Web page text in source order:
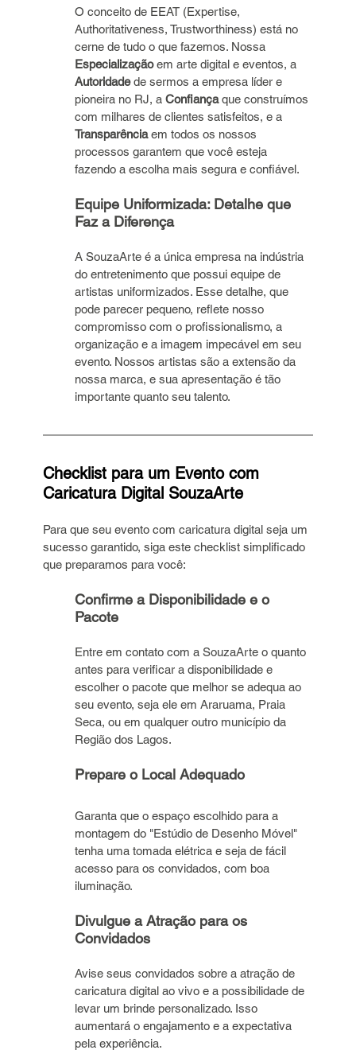
O conceito de EEAT (Expertise,
Authoritativeness, Trustworthiness) está no
cerne de tudo o que fazemos. Nossa
Especialização em arte digital e eventos, a
Autoridade de sermos a empresa líder e
pioneira no RJ, a Confiança que construímos
com milhares de clientes satisfeitos, e a
Transparência em todos os nossos
processos garantem que você esteja
fazendo a escolha mais segura e confiável.
Equipe Uniformizada: Detalhe que
Faz a Diferença
A SouzaArte é a única empresa na indústria
do entretenimento que possui equipe de
artistas uniformizados. Esse detalhe, que
pode parecer pequeno, reflete nosso
compromisso com o profissionalismo, a
organização e a imagem impecável em seu
evento. Nossos artistas são a extensão da
nossa marca, e sua apresentação é tão
importante quanto seu talento.
Checklist para um Evento com
Caricatura Digital SouzaArte
Para que seu evento com caricatura digital seja um
sucesso garantido, siga este checklist simplificado
que preparamos para você:
Confirme a Disponibilidade e o
Pacote
Entre em contato com a SouzaArte o quanto
antes para verificar a disponibilidade e
escolher o pacote que melhor se adequa ao
seu evento, seja ele em Araruama, Praia
Seca, ou em qualquer outro município da
Região dos Lagos.
Prepare o Local Adequado
Garanta que o espaço escolhido para a
montagem do "Estúdio de Desenho Móvel"
tenha uma tomada elétrica e seja de fácil
acesso para os convidados, com boa
iluminação.
Divulgue a Atração para os
Convidados
Avise seus convidados sobre a atração de
caricatura digital ao vivo e a possibilidade de
levar um brinde personalizado. Isso
aumentará o engajamento e a expectativa
pela experiência.